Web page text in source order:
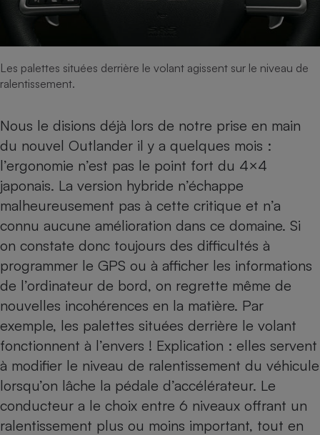
Les palettes situées derrière le volant agissent sur le niveau de
ralentissement.
Nous le disions déjà lors de notre prise en main
du nouvel Outlander il y a quelques mois :
l’ergonomie n’est pas le point fort du 4×4
japonais. La version hybride n’échappe
malheureusement pas à cette critique et n’a
connu aucune amélioration dans ce domaine. Si
on constate donc toujours des difficultés à
programmer le GPS ou à afficher les informations
de l’ordinateur de bord, on regrette même de
nouvelles incohérences en la matière. Par
exemple, les palettes situées derrière le volant
fonctionnent à l’envers ! Explication : elles servent
à modifier le niveau de ralentissement du véhicule
lorsqu’on lâche la pédale d’accélérateur. Le
conducteur a le choix entre 6 niveaux offrant un
ralentissement plus ou moins important, tout en